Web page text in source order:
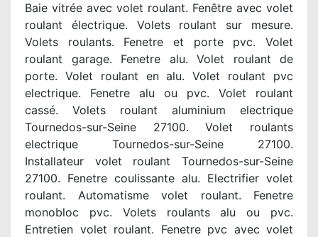
Baie vitrée avec volet roulant. Fenêtre avec volet
roulant électrique. Volets roulant sur mesure.
Volets roulants. Fenetre et porte pvc. Volet
roulant garage. Fenetre alu. Volet roulant de
porte. Volet roulant en alu. Volet roulant pvc
electrique. Fenetre alu ou pvc. Volet roulant
cassé. Volets roulant aluminium electrique
Tournedos-sur-Seine 27100. Volet roulants
electrique Tournedos-sur-Seine 27100.
Installateur volet roulant Tournedos-sur-Seine
27100. Fenetre coulissante alu. Electrifier volet
roulant. Automatisme volet roulant. Fenetre
monobloc pvc. Volets roulants alu ou pvc.
Entretien volet roulant. Fenetre pvc avec volet